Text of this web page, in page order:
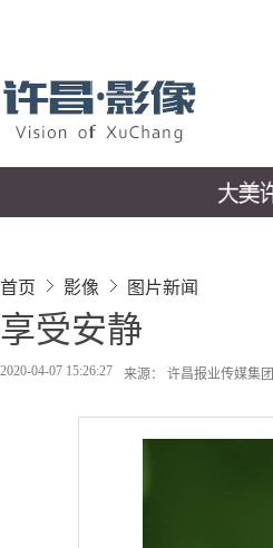
首页 影像 图片新闻
享受安静
2020-04-07 15:26:27 来源： 许昌报业传媒集团